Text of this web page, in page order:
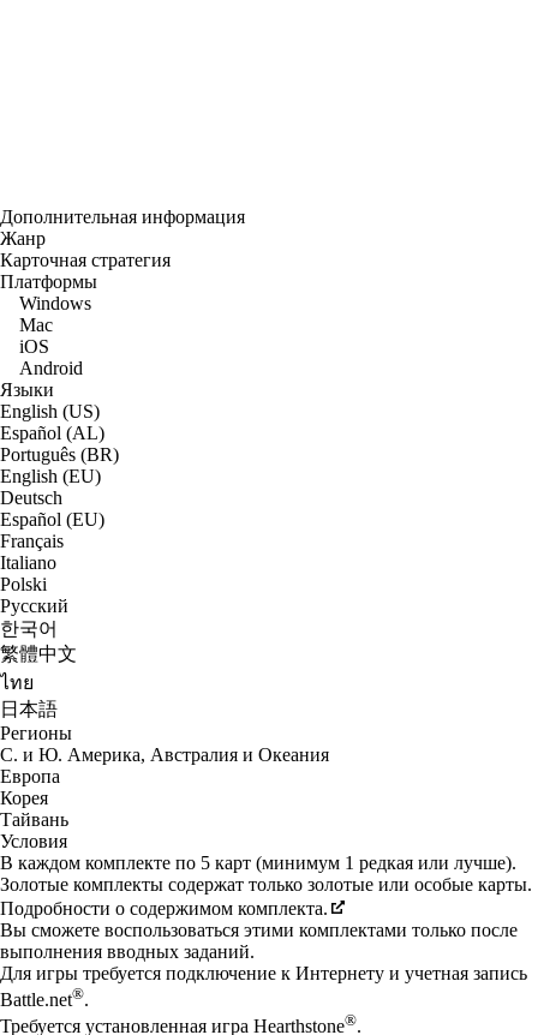
Дополнительная информация
Жанр
Карточная стратегия
Платформы
Windows
Mac
iOS
Android
Языки
English (US)
Español (AL)
Português (BR)
English (EU)
Deutsch
Español (EU)
Français
Italiano
Polski
Русский
한국어
繁體中文
ไทย
日本語
Регионы
С. и Ю. Америка, Австралия и Океания
Европа
Корея
Тайвань
Условия
В каждом комплекте по 5 карт (минимум 1 редкая или лучше).
Золотые комплекты содержат только золотые или особые карты.
Подробности о содержимом комплекта.
Вы сможете воспользоваться этими комплектами только после
выполнения вводных заданий.
Для игры требуется подключение к Интернету и учетная запись
Battle.net®.
Требуется установленная игра Hearthstone®.